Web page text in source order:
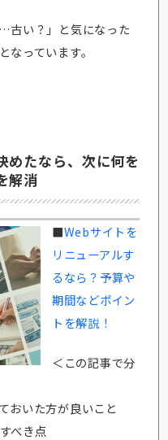
古い？」と気になった
なっています。
めたなら、次に何を
解消
■Webサイトを
リニューアルす
るなら？予算や
期間などポイン
トを解説！
＜この記事で分
おいた方が良いこと
べき点